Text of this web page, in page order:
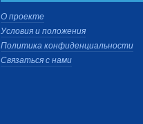
О проекте
Условия и положения
Политика конфиденциальности
Связаться с нами